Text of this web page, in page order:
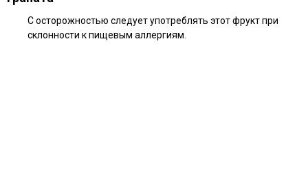
С осторожностью следует употреблять этот фрукт при
склонности к пищевым аллергиям.